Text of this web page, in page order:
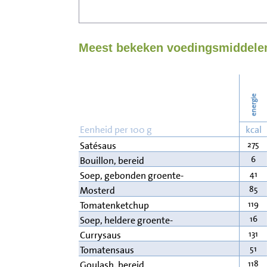
Meest bekeken
energie
Eenheid per 100 g kcal
Satésaus
275
Bouillon, bereid 6
Soep, gebonden groente- 41
Mosterd 85
Tomatenketchup 119
Soep, heldere groente- 16
Currysaus 131
Tomatensaus 51
118